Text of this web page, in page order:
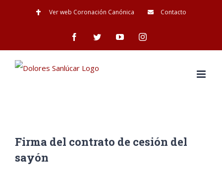
Ver web Coronación Canónica Contacto
FacebookTwitterYouTubeInstagram
Firma del contrato de cesión del
sayón